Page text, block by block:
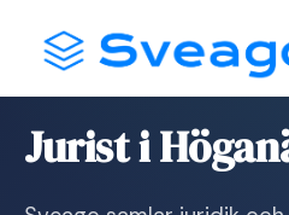
content
Jurist i